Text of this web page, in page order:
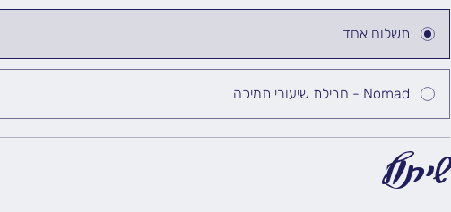
תשלום אחד
Nomad - חבילת שיעורי תמיכה
שיתוף